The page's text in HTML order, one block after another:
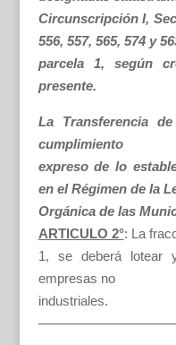
Circunscripción I,
556, 557, 565, 574 y
parcela 1, según
presente.
La Transferencia
cumplimiento
expreso de lo
en el Régimen de la
Orgánica de las
ARTICULO 2°: La
1, se deberá lotear
empresas no
industriales.